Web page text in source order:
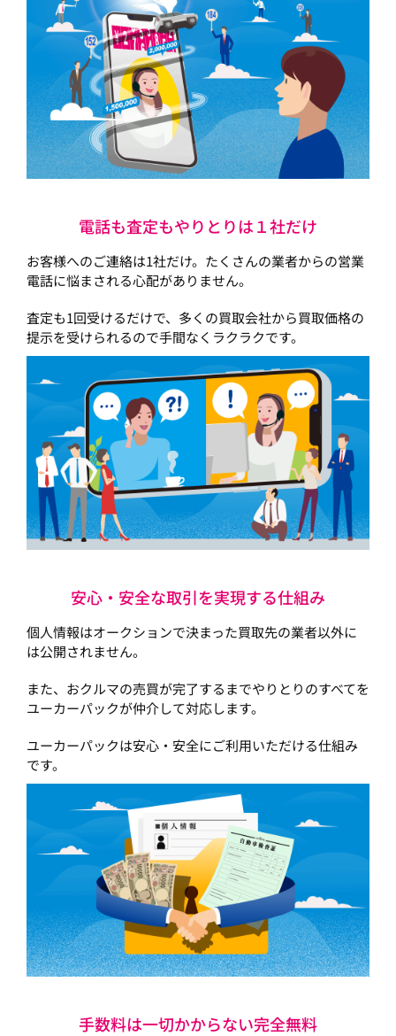
電話も査定もやりとりは１社だけ
お客様へのご連絡は1社だけ。たくさんの業者からの営業
電話に悩まされる心配がありません。
査定も1回受けるだけで、多くの買取会社から買取価格の
提示を受けられるので手間なくラクラクです。
安心・安全な取引を実現する仕組み
個人情報はオークションで決まった買取先の業者以外に
は公開されません。
また、おクルマの売買が完了するまでやりとりのすべてを
ユーカーパックが仲介して対応します。
ユーカーパックは安心・安全にご利用いただける仕組み
です。
手数料は一切かからない完全無料